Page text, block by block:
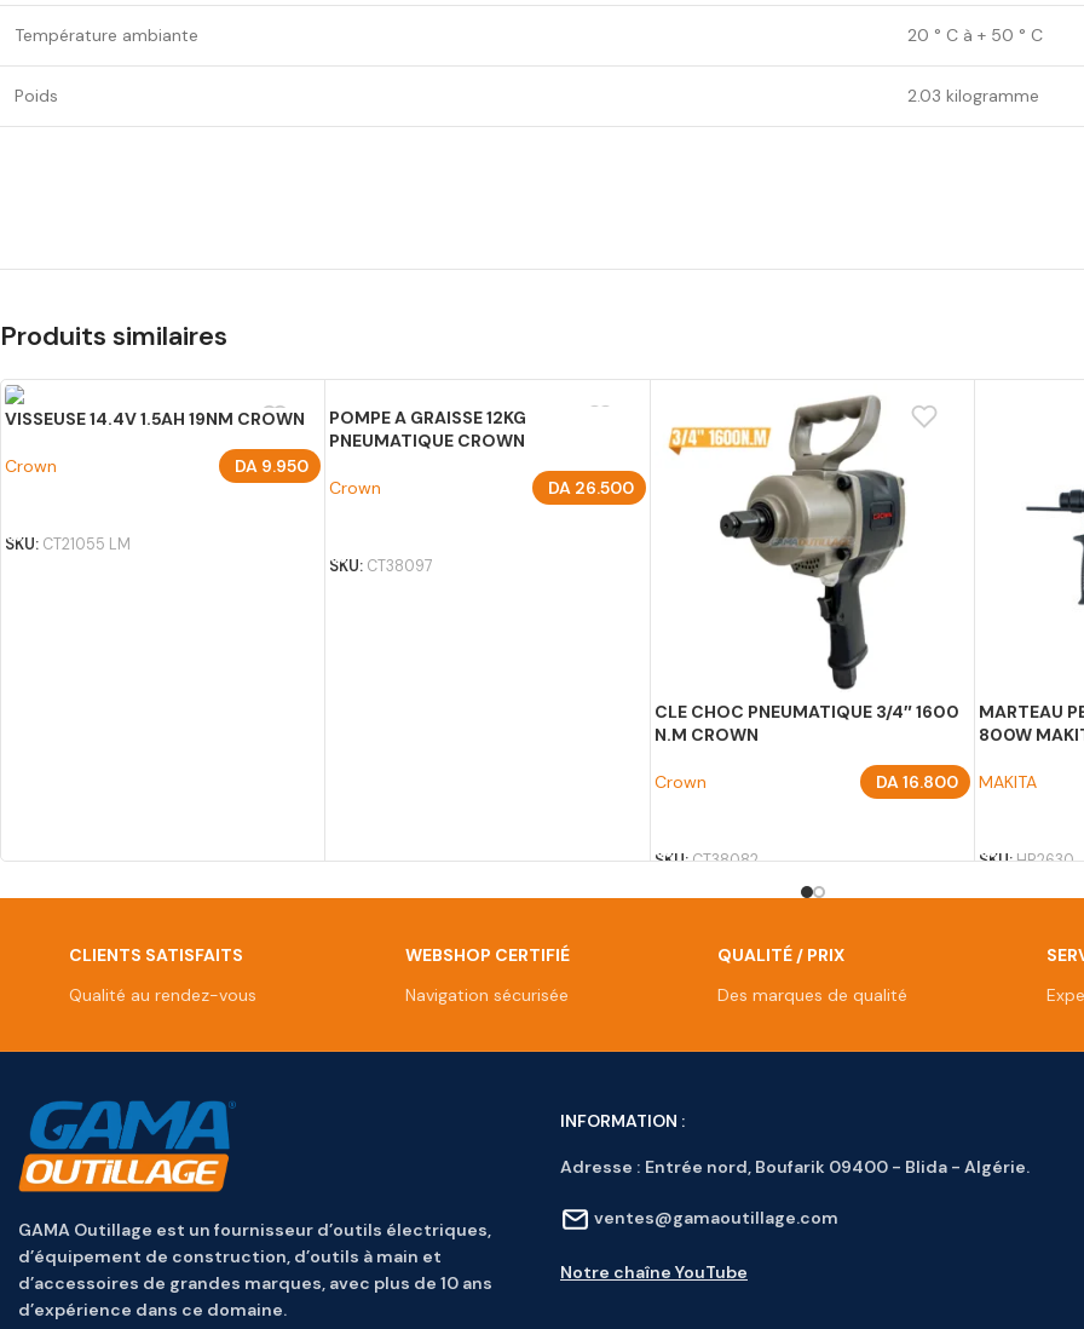
Température ambiante 20 ° C à + 50 ° C
Poids 2.03 kilogramme
Produits similaires
VISSEUSE 14.4V 1.5AH 19NM CROWN
Crown DA 9.950
SKU: CT21055 LM
POMPE A GRAISSE 12KG
PNEUMATIQUE CROWN
Crown DA26.500
SKU: CT38097
CLE CHOC PNEUMATIQUE 3/4″ 1600
N.M CROWN
Crown DA16.800
SKU:CT38082
MARTEAU
800W
MAKITA
SKU:HR2630
CLIENTS SATISFAITS
Qualité au rendez-vous
WEBSHOP CERTIFIÉ
Navigation sécurisée
QUALITÉ / PRIX
Des marques de qualité
GAMA Outillage est un fournisseur d’outils électriques,
d’équipement de construction, d’outils à main et
d’accessoires de grandes marques, avec plus de 10 ans
d’expérience dans ce domaine.
INFORMATION :
Adresse : Entrée nord, Boufarik 09400 - Blida - Algérie.
ventes@gamaoutillage.com
Notre chaîne YouTube